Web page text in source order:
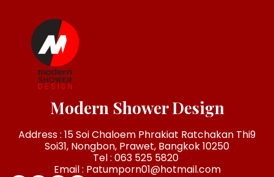
Modern Shower Design
Address : 15 Soi Chaloem Phrakiat Ratchakan Thi9
Soi31, Nongbon, Prawet, Bangkok 10250
Tel : 063 525 5820
Email : Patumporn01@hotmail.com